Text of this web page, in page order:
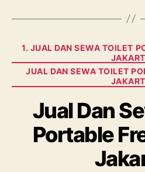
1. JUAL DAN SEWA TOILET
JUAL DAN SEWA TOILET
Jual Dan
Portable